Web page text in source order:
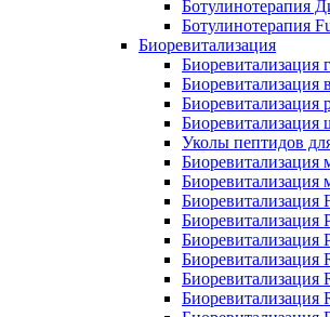
Ботулинотерапия
Ботулинотерапия
Биоревитализация
Биоревитализация
Биоревитализация
Биоревитализация
Биоревитализация
Уколы пептидов
Биоревитализация
Биоревитализация
Биоревитализация
Биоревитализация
Биоревитализация
Биоревитализация
Биоревитализация
Биоревитализация